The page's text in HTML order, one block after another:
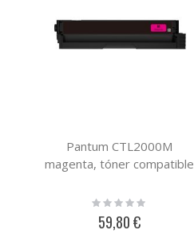
Pantum CTL2000M
magenta, tóner compatible
Rating:
59,80 €